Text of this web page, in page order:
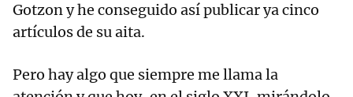
Gotzon y he conseguido así publicar ya cinco
artículos de su aita.
Pero hay algo que siempre me llama la